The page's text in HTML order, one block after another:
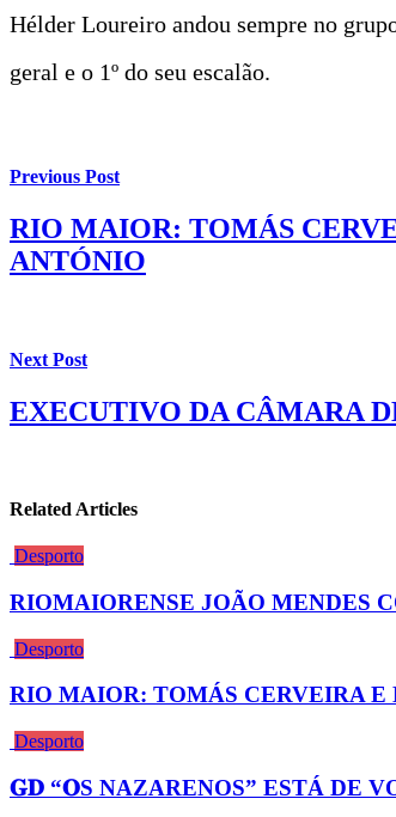
Hélder Loureiro andou sempre no
geral e o 1º do seu escalão.
Previous Post
RIO MAIOR: TOMÁS
ANTÓNIO
Next Post
EXECUTIVO DA CÂMARA
Related Articles
Desporto
RIOMAIORENSE JOÃO MENDES
Desporto
RIO MAIOR: TOMÁS CERVEIRA
Desporto
𝐆𝐃 “𝐎S NAZARENOS” ESTÁ DE